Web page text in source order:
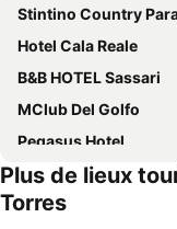
Stintino Country
Hotel Cala Reale
B&B HOTEL Sassari
MClub Del Golfo
Pegasus Hotel
Hotel Libyssonis
Hotel Balai
Plus de lieux
Torres